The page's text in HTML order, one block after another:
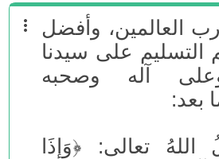
رب العالمين، وأفضل
التسليم على سيدنا
آله وصحبه
بعد:
اللهُ تعالى: ﴿وَإِذَا